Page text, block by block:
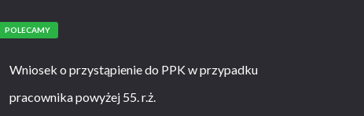
POLECAMY
Wniosek o przystąpienie do PPK w przypadku
pracownika powyżej 55. r.ż.